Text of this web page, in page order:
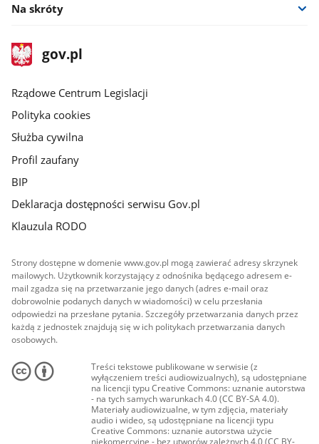
Na skróty
stopka
gov.plStrona
gov.pl
Rządowe Centrum Legislacji
Polityka cookies
Służba cywilna
Profil zaufany
BIP
Deklaracja dostępności serwisu Gov.pl
Klauzula RODO
Strony dostępne w domenie www.gov.pl mogą zawierać adresy skrzynek
mailowych. Użytkownik korzystający z odnośnika będącego adresem e-
mail zgadza się na przetwarzanie jego danych (adres e-mail oraz
dobrowolnie podanych danych w wiadomości) w celu przesłania
odpowiedzi na przesłane pytania. Szczegóły przetwarzania danych przez
każdą z jednostek znajdują się w ich politykach przetwarzania danych
osobowych.
Treści tekstowe publikowane w serwisie (z
wyłączeniem treści audiowizualnych), są udostępniane
na licencji typu Creative Commons: uznanie autorstwa
- na tych samych warunkach 4.0 (CC BY-SA 4.0).
Materiały audiowizualne, w tym zdjęcia, materiały
audio i wideo, są udostępniane na licencji typu
Creative Commons: uznanie autorstwa użycie
niekomercyjne - bez utworów zależnych 4.0 (CC BY-